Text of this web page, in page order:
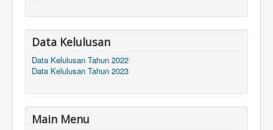
Data Kelulusan
Data Kelulusan Tahun 2022
Data Kelulusan Tahun 2023
Main Menu